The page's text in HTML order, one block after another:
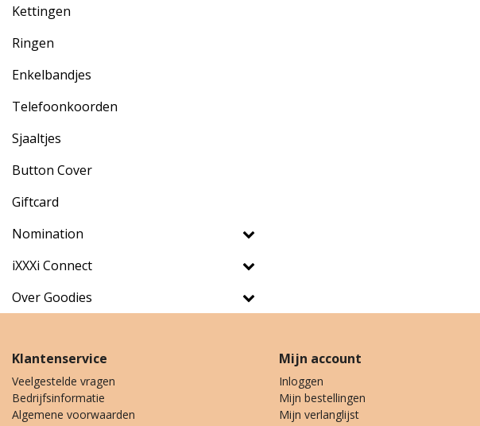
Kettingen
Ringen
Enkelbandjes
Telefoonkoorden
Sjaaltjes
Button Cover
Giftcard
Nomination
iXXXi Connect
Over Goodies
Klantenservice
Veelgestelde vragen
Bedrijfsinformatie
Algemene voorwaarden
Mijn account
Inloggen
Mijn bestellingen
Mijn verlanglijst